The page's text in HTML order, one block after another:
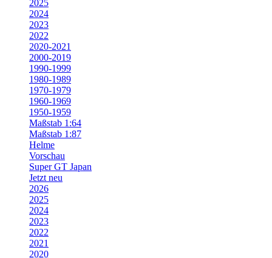
2025
2024
2023
2022
2020-2021
2000-2019
1990-1999
1980-1989
1970-1979
1960-1969
1950-1959
Maßstab 1:64
Maßstab 1:87
Helme
Vorschau
Super GT Japan
Jetzt neu
2026
2025
2024
2023
2022
2021
2020